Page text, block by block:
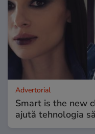
Advertorial
Smart is the new
ajută tehnologia